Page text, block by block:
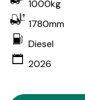
1000kg
1780mm
Diesel
2026